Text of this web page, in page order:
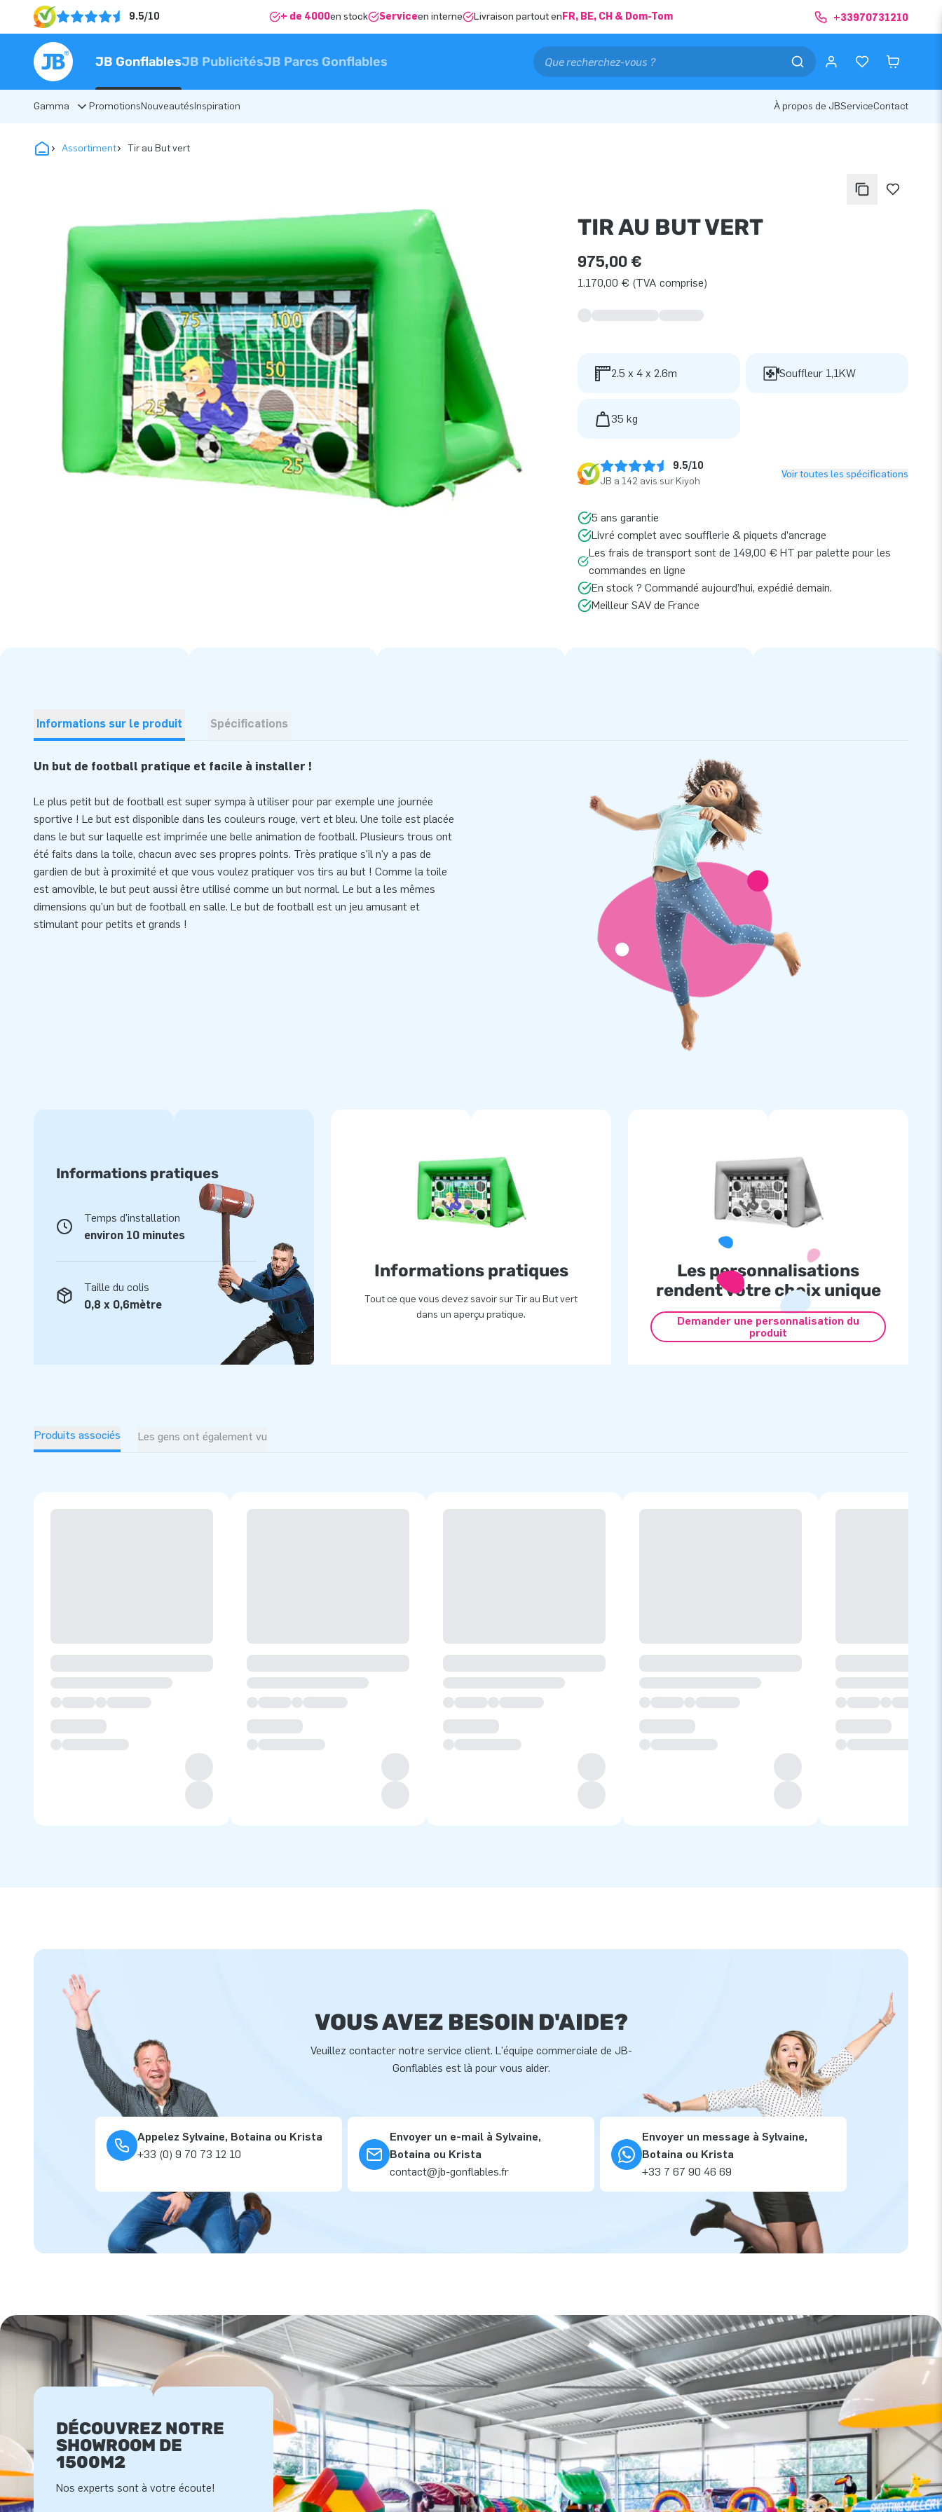
9.5/10 + de 4000en stock Serviceen interne Livraison partout en FR, BE, CH & Dom-Tom +33970731210
JB GonflablesJB PublicitésJB Parcs Gonflables
Gamma PromotionsNouveautésInspiration À propos de JBServiceContact
Assortiment Tir au But vert
TIR AU BUT VERT
975,00 €
1.170,00 € (TVA comprise)
2.5 x 4 x 2.6m Souffleur 1,1KW
35 kg
9.5/10
JB a 142 avis sur Kiyoh
Voir toutes les spécifications
5 ans garantie
Livré complet avec soufflerie & piquets d’ancrage
Les frais de transport sont de 149,00 € HT par palette pour les
commandes en ligne
En stock ? Commandé aujourd’hui, expédié demain.
Meilleur SAV de France
Informations sur le produit Spécifications
Un but de football pratique et facile à installer !
Le plus petit but de football est super sympa à utiliser pour par exemple une journée
sportive ! Le but est disponible dans les couleurs rouge, vert et bleu. Une toile est placée
dans le but sur laquelle est imprimée une belle animation de football. Plusieurs trous ont
été faits dans la toile, chacun avec ses propres points. Très pratique s'il n'y a pas de
gardien de but à proximité et que vous voulez pratiquer vos tirs au but ! Comme la toile
est amovible, le but peut aussi être utilisé comme un but normal. Le but a les mêmes
dimensions qu'un but de football en salle. Le but de football est un jeu amusant et
stimulant pour petits et grands !
Informations pratiques
Temps d'installation
environ 10 minutes
Taille du colis
0,8 x 0,6mètre
Informations pratiques
Tout ce que vous devez savoir sur Tir au But vert
dans un aperçu pratique.
Les personnalisations
rendent votre choix unique
Demander une personnalisation du
produit
Produits associés Les gens ont également vu
VOUS AVEZ BESOIN D'AIDE?
Veuillez contacter notre service client. L'équipe commerciale de JB-
Gonflables est là pour vous aider.
Appelez Sylvaine, Botaina ou Krista
+33 (0) 9 70 73 12 10
Envoyer un e-mail à Sylvaine,
Botaina ou Krista
contact@jb-gonflables.fr
Envoyer un message à Sylvaine,
Botaina ou Krista
+33 7 67 90 46 69
DÉCOUVREZ NOTRE
SHOWROOM DE
1500M2
Nos experts sont à votre écoute!